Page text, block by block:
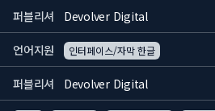
퍼블리셔 Devolver Digital
언어지원 인터페이스/자막 한글
퍼블리셔 Devolver Digital